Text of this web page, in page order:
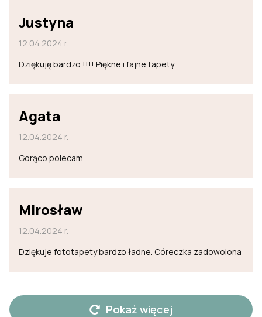
Justyna
12.04.2024 r.
Dziękuję bardzo !!!! Piękne i fajne tapety
Agata
12.04.2024 r.
Gorąco polecam
Mirosław
12.04.2024 r.
Dziękuje fototapety bardzo ładne. Córeczka zadowolona
Pokaż więcej